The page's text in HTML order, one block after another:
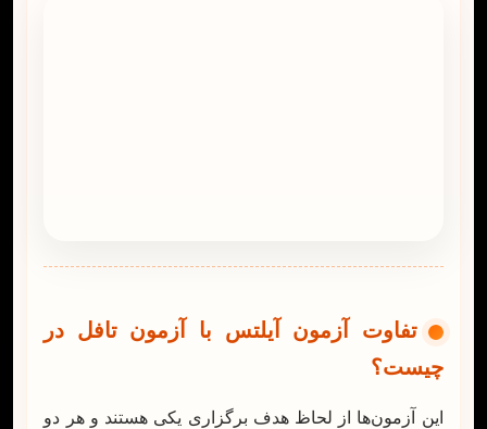
تفاوت آزمون آیلتس با آزمون تافل در
چیست؟
این آزمون‌ها از لحاظ هدف برگزاری یکی هستند و هر دو